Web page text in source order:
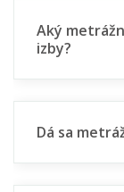
Aký
izby?
Dá sa